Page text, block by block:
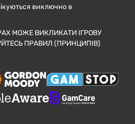
виключно в
МОЖЕ ВИКЛИКАТИ ІГРОВУ
ПРАВИЛ (ПРИНЦИПІВ)